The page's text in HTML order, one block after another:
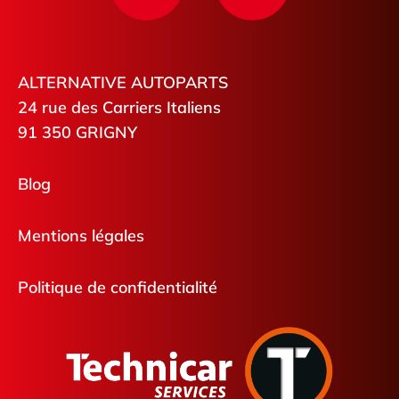
ALTERNATIVE AUTOPARTS
24 rue des Carriers Italiens
91 350 GRIGNY
Blog
Mentions légales
Politique de confidentialité